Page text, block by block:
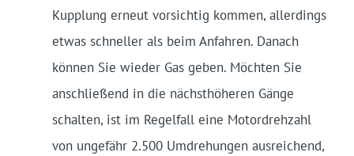
Kupplung erneut vorsichtig kommen, allerdings
etwas schneller als beim Anfahren. Danach
können Sie wieder Gas geben. Möchten Sie
anschließend in die nächsthöheren Gänge
schalten, ist im Regelfall eine Motordrehzahl
von ungefähr 2.500 Umdrehungen ausreichend,